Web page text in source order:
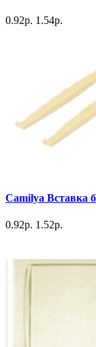
0.92р. 1.54р.
Camilya Вставка
0.92р. 1.52р.